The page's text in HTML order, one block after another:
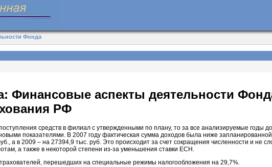
Фонда
Финансовые аспекты деятельности
РФ
средств в филиал с утвержденными по плану, то за все анализируемые годы
показателями. В 2007 году фактическая сумма доходов была ниже
а в 2009 – на 27394,9 тыс. руб. Это происходит за счет сокращения численности и не
а также в некоторой степени из-за уменьшения ставки ЕСН.
перешедших на специальные режимы налогообложения на 29,7%.